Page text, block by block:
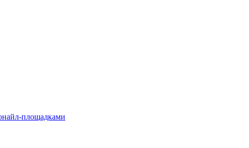
площадками